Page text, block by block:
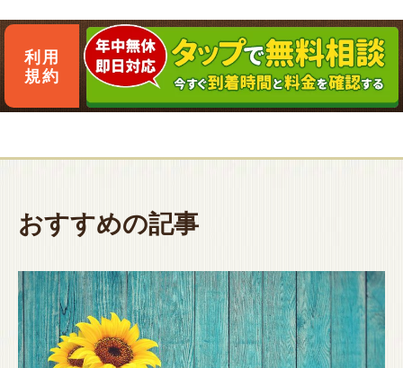
利用
規約
おすすめの記事